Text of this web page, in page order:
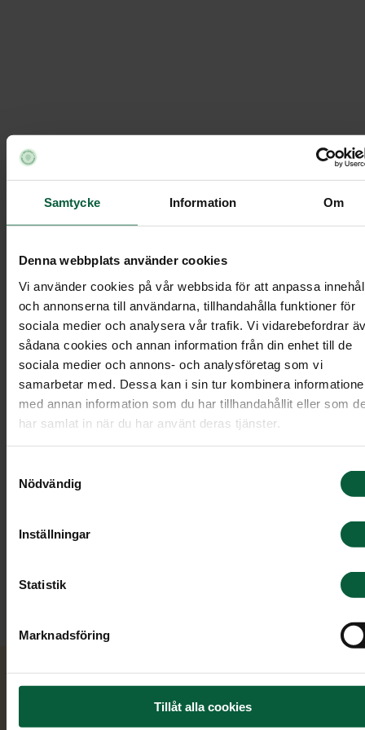
Samtycke Information Om
Denna webbplats använder cookies
Vi använder cookies på vår webbsida för att anpassa
och annonserna till användarna, tillhandahålla funktioner för
sociala medier och analysera vår trafik. Vi vidarebefordrar
sådana cookies och annan information från din enhet till de
sociala medier och annons- och analysföretag som vi
samarbetar med. Dessa kan i sin tur kombinera
med annan information som du har tillhandahållit eller som
har samlat in när du har använt deras tjänster.
Nödvändig
Inställningar
Statistik
Marknadsföring
Tillåt alla cookies
Liselotte Blixt
Kundrådgivare och Ceremonivärd
0499-446 12
Jag träffar dig gärna här: